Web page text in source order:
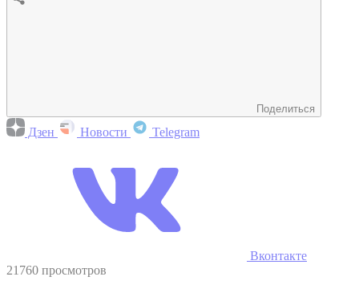
Поделиться
Дзен Новости Telegram
Вконтакте
21760 просмотров